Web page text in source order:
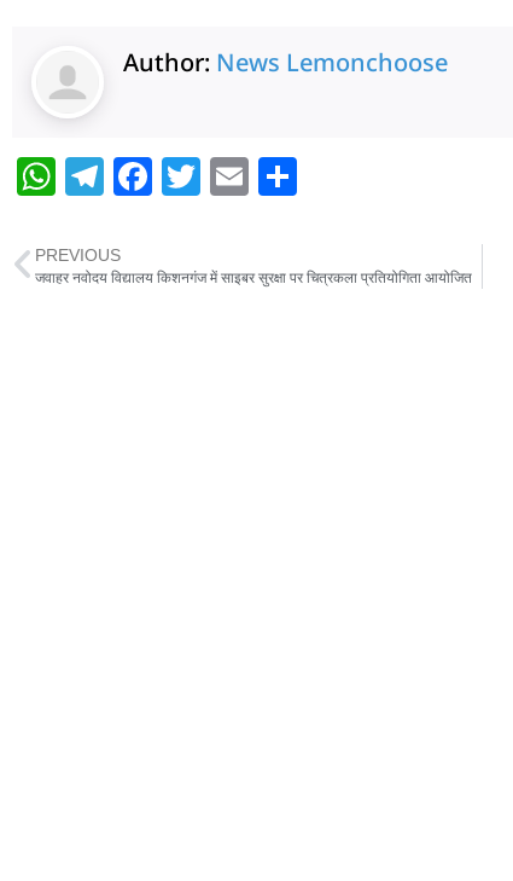
Author: News Lemonchoose
W
at
s
T
e
g
F
e
T
er
E
l e
PREVIOUS
जवाहर नवोदय विद्यालय किशनगंज में साइबर सुरक्षा पर चित्रकला प्रतियोगिता आयोजित